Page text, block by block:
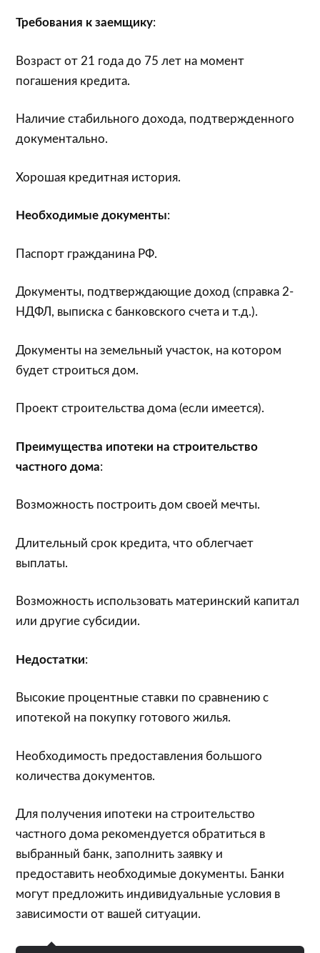
Требования к заемщику:
Возраст от 21 года до 75 лет на момент
погашения кредита.
Наличие стабильного дохода, подтвержденного
документально.
Хорошая кредитная история.
Необходимые документы:
Паспорт гражданина РФ.
Документы, подтверждающие доход (справка 2-
НДФЛ, выписка с банковского счета и т.д.).
Документы на земельный участок, на котором
будет строиться дом.
Проект строительства дома (если имеется).
Преимущества ипотеки на строительство
частного дома:
Возможность построить дом своей мечты.
Длительный срок кредита, что облегчает
выплаты.
Возможность использовать материнский капитал
или другие субсидии.
Недостатки:
Высокие процентные ставки по сравнению с
ипотекой на покупку готового жилья.
Необходимость предоставления большого
количества документов.
Для получения ипотеки на строительство
частного дома рекомендуется обратиться в
выбранный банк, заполнить заявку и
предоставить необходимые документы. Банки
могут предложить индивидуальные условия в
зависимости от вашей ситуации.